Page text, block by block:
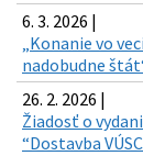
6. 3. 2026 |
„Konanie vo
nadobudne
26. 2. 2026 |
Žiadosť o
“Dostavba